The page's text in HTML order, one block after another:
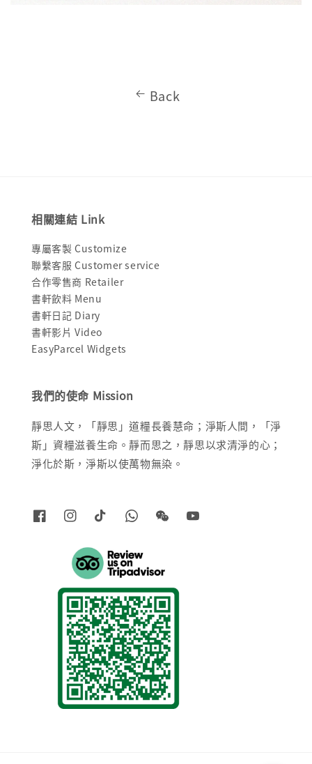
Back
相關連結 Link
專屬客製 Customize
聯繫客服 Customer service
合作零售商 Retailer
書軒飲料 Menu
書軒日記 Diary
書軒影片 Video
EasyParcel Widgets
我們的使命 Mission
靜思人文，「靜思」道糧長養慧命；淨斯人間，「淨
斯」資糧滋養生命。靜而思之，靜思以求清淨的心；
淨化於斯，淨斯以使萬物無染。